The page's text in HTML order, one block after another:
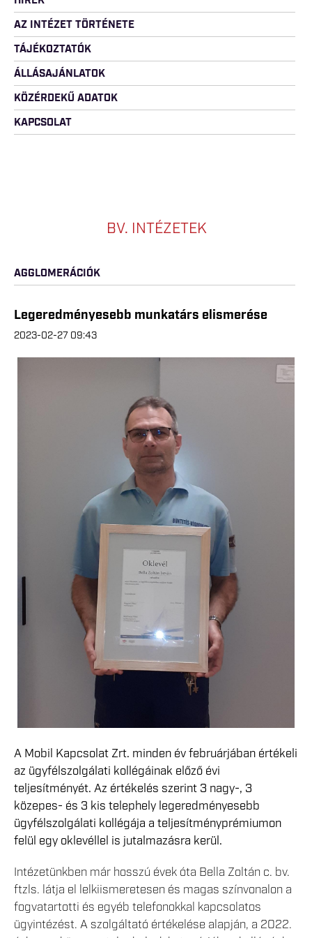
AZ INTÉZET TÖRTÉNETE
TÁJÉKOZTATÓK
ÁLLÁSAJÁNLATOK
KÖZÉRDEKŰ ADATOK
KAPCSOLAT
BV. INTÉZETEK
AGGLOMERÁCIÓK
Legeredményesebb munkatárs elismerése
2023-02-27 09:43
A Mobil Kapcsolat Zrt. minden év februárjában értékeli
az ügyfélszolgálati kollégáinak előző évi
teljesítményét. Az értékelés szerint 3 nagy-, 3
közepes- és 3 kis telephely legeredményesebb
ügyfélszolgálati kollégája a teljesítményprémiumon
felül egy oklevéllel is jutalmazásra kerül.
Intézetünkben már hosszú évek óta Bella Zoltán c. bv.
ftzls. látja el lelkiismeretesen és magas színvonalon a
fogvatartotti és egyéb telefonokkal kapcsolatos
ügyintézést. A szolgáltató értékelése alapján, a 2022.